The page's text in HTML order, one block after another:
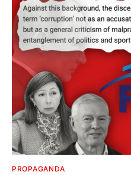
PROPAGANDA